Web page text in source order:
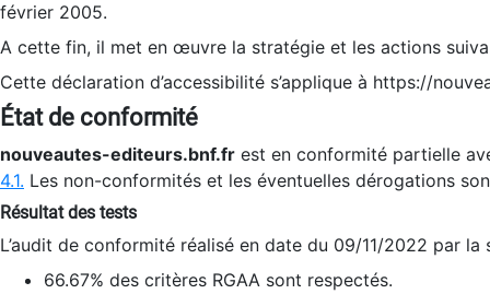
février 2005.
A cette fin, il met en œuvre la stratégie et les actions
Cette déclaration d’accessibilité s’applique à https://
État de conformité
nouveautes-editeurs.bnf.fr est en conformité partielle
4.1. Les non-conformités et les éventuelles dérogations
Résultat des tests
L’audit de conformité réalisé en date du 09/11/2022 par
66.67% des critères RGAA sont respectés.